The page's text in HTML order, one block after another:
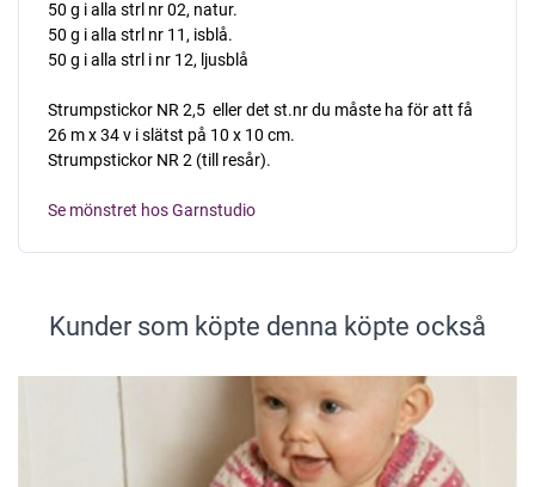
50 g i alla strl nr 02, natur.
50 g i alla strl nr 11, isblå.
50 g i alla strl i nr 12, ljusblå
Strumpstickor NR 2,5  eller det st.nr du måste ha för att få
26 m x 34 v i slätst på 10 x 10 cm.
Strumpstickor NR 2 (till resår).
Se mönstret hos Garnstudio
Kunder som köpte denna köpte också